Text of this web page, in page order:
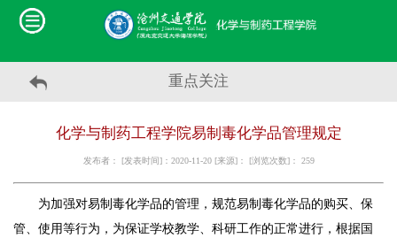
重点关注
化学与制药工程学院易制毒化学品管理规定
发布者： [发表时间]：2020-11-20 [来源]： [浏览次数]： 259
为加强对易制毒化学品的管理，规范易制毒化学品的购买、保
管、使用等行为，为保证学校教学、科研工作的正常进行，根据国